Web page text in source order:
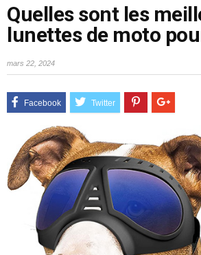
Quelles sont les
lunettes de moto
mars 22, 2024